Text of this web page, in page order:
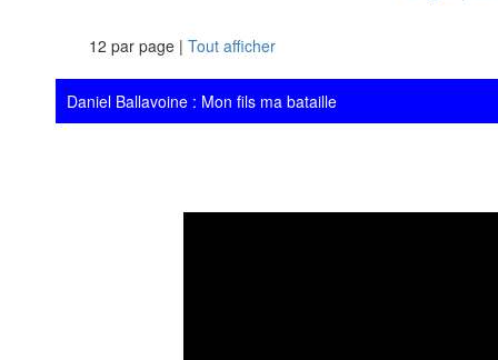
12 par page | Tout afficher
Daniel Ballavoine : Mon fils ma bataille